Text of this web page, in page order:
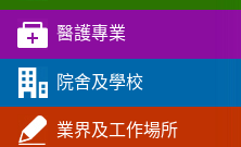
醫護專業
院舍及學校
業界及工作場所